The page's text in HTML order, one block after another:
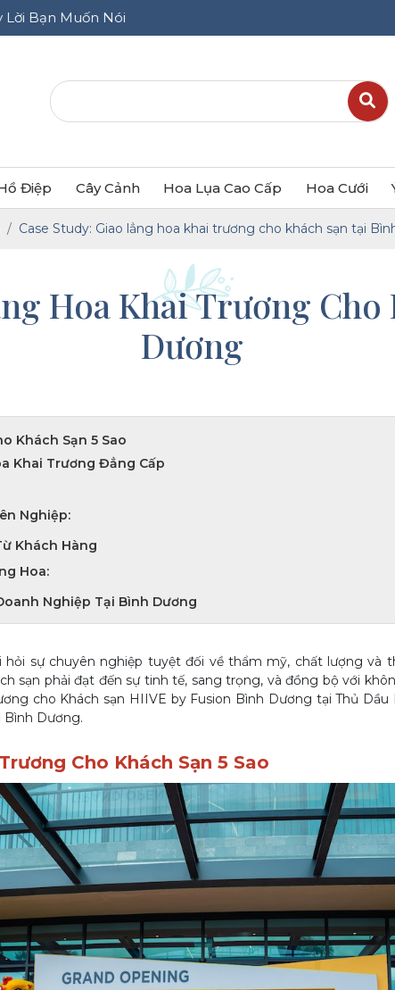
Điệp Cây Cảnh Hoa Lụa Cao Cấp Hoa Cưới
Case Study: Giao lẳng hoa khai trương cho khách sạn tại
Hoa Khai Trương Cho
Dương
Khách Sạn 5 Sao
Khai Trương Đẳng Cấp
Nghiệp:
Khách Hàng
Hoa:
Nghiệp Tại Bình Dương
hỏi sự chuyên nghiệp tuyệt đối về thẩm mỹ, chất lượng và
sạn phải đạt đến sự tinh tế, sang trọng, và đồng bộ với
cho Khách sạn HIIVE by Fusion Bình Dương tại Thủ
Bình Dương.
Cho Khách Sạn 5 Sao